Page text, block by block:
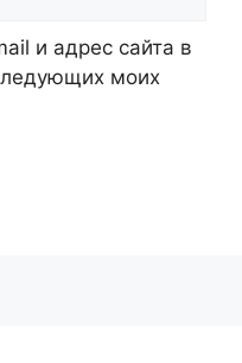
и адрес сайта в
моих